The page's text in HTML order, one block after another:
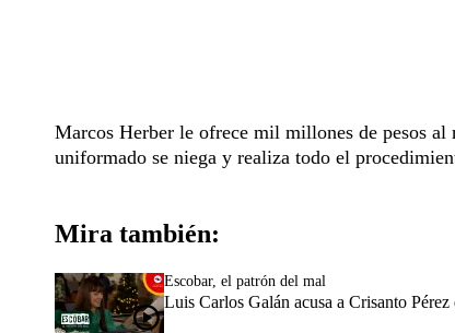
Marcos Herber le ofrece mil millones de pesos
uniformado se niega y realiza todo el
Mira también:
Escobar, el patrón del mal
Luis Carlos Galán acusa a Crisanto